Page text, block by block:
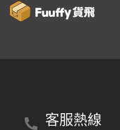
客服熱線